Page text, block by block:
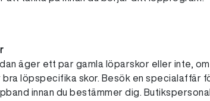
äger ett par gamla löparskor eller inte,
löpspecifika skor. Besök en specialaffär
innan du bestämmer dig.